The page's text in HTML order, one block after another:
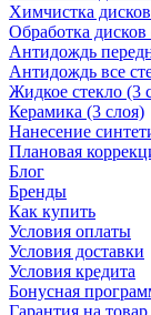
Химчистка
Обработка
Антидождь
Антидождь все
Жидкое стекло (3
Керамика (3 слоя)
Нанесение
Плановая
Блог
Бренды
Как купить
Условия оплаты
Условия доставки
Условия кредита
Бонусная
Гарантия на товар